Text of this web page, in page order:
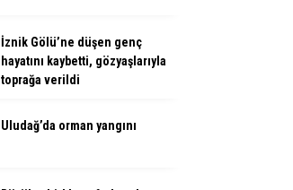
İznik Gölü’ne düşen genç
hayatını kaybetti, gözyaşlarıyla
toprağa verildi
Uludağ’da orman yangını